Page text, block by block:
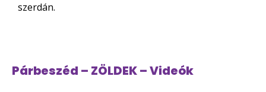
szerdán.
Párbeszéd – ZÖLDEK – Videók